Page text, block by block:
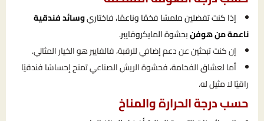
إذا كنت تفضلين ملمسًا فخمًا وناعمًا، فاختاريوسائد فندقية
ناعمة من هوفنبحشوة المايكروفايبر.
إن كنت تبحثين عن دعم إضافي للرقبة، فالفايبر هو الخيار المثالي.
أما لعشاق الفخامة، فحشوة الريش الصناعي تمنح إحساسًا فندقيًا
راقيًا لا مثيل له.
حسب درجة الحرارة والمناخ